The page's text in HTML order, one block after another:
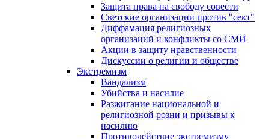
Защита права на свободу совести
Светские организации против "сект"
Диффамация религиозных
организаций и конфликты со СМИ
Акции в защиту нравственности
Дискуссии о религии и обществе
Экстремизм
Вандализм
Убийства и насилие
Разжигание национальной и
религиозной розни и призывы к
насилию
Противодействие экстремизму